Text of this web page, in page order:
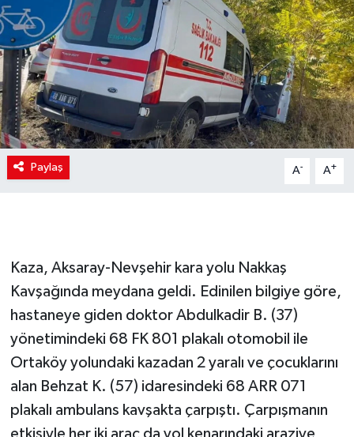
Paylaş A- A+
Kaza, Aksaray-Nevşehir kara yolu Nakkaş
Kavşağında meydana geldi. Edinilen bilgiye göre,
hastaneye giden doktor Abdulkadir B. (37)
yönetimindeki 68 FK 801 plakalı otomobil ile
Ortaköy yolundaki kazadan 2 yaralı ve çocuklarını
alan Behzat K. (57) idaresindeki 68 ARR 071
plakalı ambulans kavşakta çarpıştı. Çarpışmanın